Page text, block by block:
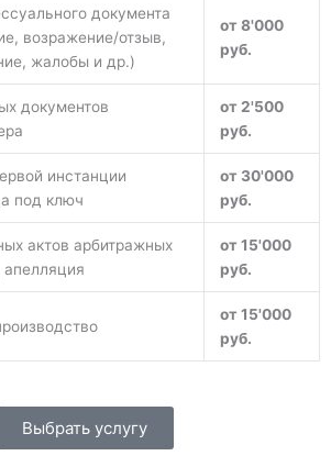
документа
возражение/отзыв,
жалобы и др.)
от 8'000
руб.
документов
от 2'500
руб.
инстанции
под ключ
от 30'000
руб.
актов арбитражных
от 15'000
руб.
от 15'000
руб.
Выбрать услугу